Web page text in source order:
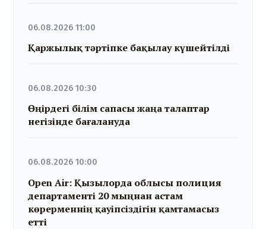
06.08.2026 11:00
Қаржылық тәртіпке бақылау күшейтілді
06.08.2026 10:30
Өңірдегі білім сапасы жаңа талаптар
негізінде бағалануда
06.08.2026 10:00
Open Air: Қызылорда облысы полиция
департаменті 20 мыңнан астам
көрерменнің қауіпсіздігін қамтамасыз
етті